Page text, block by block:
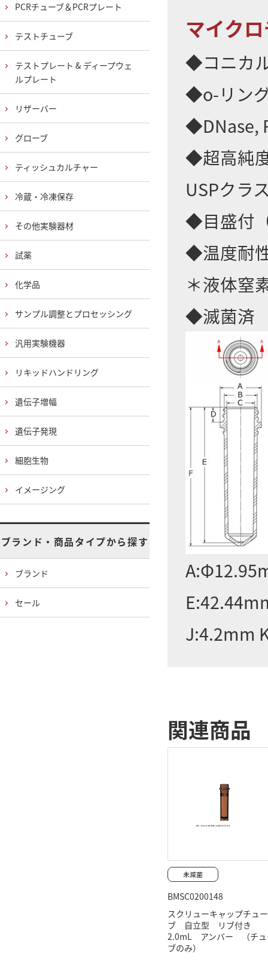
マイク
◆コニカ
◆o-リン
◆DNase,
◆超高純
USPクラ
◆目盛付
◆温度耐
＊液体窒
◆滅菌済
J:4.2mm
関連商品
BMSC0200148
スクリューキャップチュー
ブ 自立型 リブ付き
2.0mL アンバー （チュ
ブのみ）
PCRチューブ＆PCRプレート
テストチューブ
テストプレート & ディープウェ
ルプレート
リザーバー
グローブ
ティッシュカルチャー
冷蔵・冷凍保存
その他実験器材
試薬
化学品
サンプル調整とプロセッシング
汎用実験機器
リキッドハンドリング
遺伝子増幅
遺伝子発現
細胞生物
イメージング
ブランド・商品タイプから探す
ブランド
セール